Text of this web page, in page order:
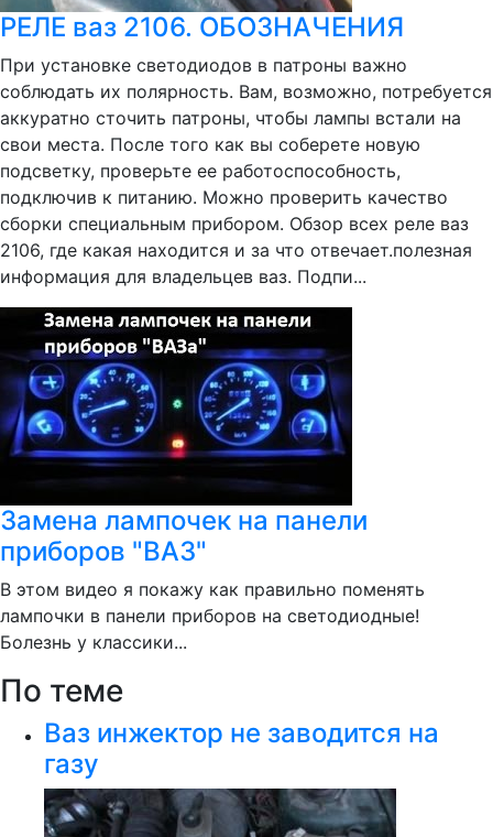
РЕЛЕ ваз 2106. ОБОЗНАЧЕНИЯ
При установке светодиодов в патроны важно
соблюдать их полярность. Вам, возможно, потребуется
аккуратно сточить патроны, чтобы лампы встали на
свои места. После того как вы соберете новую
подсветку, проверьте ее работоспособность,
подключив к питанию. Можно проверить качество
сборки специальным прибором. Обзор всех реле ваз
2106, где какая находится и за что отвечает.полезная
информация для владельцев ваз. Подпи...
Замена лампочек на панели
приборов "ВАЗ"
В этом видео я покажу как правильно поменять
лампочки в панели приборов на светодиодные!
Болезнь у классики...
По теме
Ваз инжектор не заводится на
газу